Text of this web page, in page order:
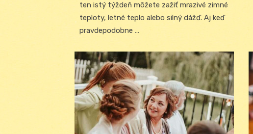
ten istý týždeň môžete zažiť mrazivé zimné
teploty, letné teplo alebo silný dážď. Aj keď
pravdepodobne …